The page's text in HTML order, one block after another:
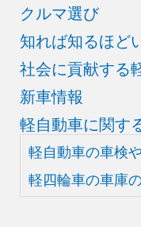
クルマ選び
知れば知るほど
社会に貢献する
新車情報
軽自動車に関す
軽自動車の車検や
軽四輪車の車庫